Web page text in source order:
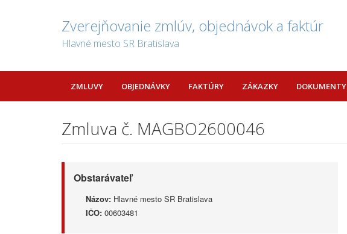
Zverejňovanie zmlúv, objednávok a faktúr
Hlavné mesto SR Bratislava
ZMLUVY OBJEDNÁVKY FAKTÚRY ZÁKAZKY DOKUMENTY
Zmluva č. MAGBO2600046
Obstarávateľ
Názov: Hlavné mesto SR Bratislava
IČO: 00603481